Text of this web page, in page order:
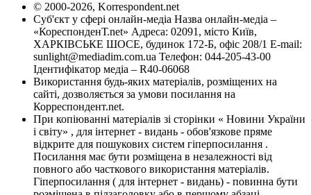
© 2000-2026, Korrespondent.net
Суб'єкт у сфері онлайн-медіа Назва онлайн-медіа –
«КореспонденТ.net» Адреса: 02091, місто Київ,
ХАРКІВСЬКЕ ШОСЕ, будинок 172-Б, офіс 208/1 E-mail:
sunlight@mediadim.com.ua Телефон: 044-205-43-00
Ідентифікатор медіа – R40-06068
Використання будь-яких матеріалів, розміщених на
сайті, дозволяється за умови посилання на
Корреспондент.net.
При копіюванні матеріалів зі сторінки « Новини України
і світу» , для інтернет - видань - обов'язкове пряме
відкрите для пошукових систем гіперпосилання .
Посилання має бути розміщена в незалежності від
повного або часткового використання матеріалів.
Гіперпосилання ( для інтернет - видань) - повинна бути